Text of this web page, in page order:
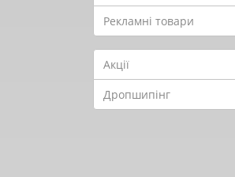
Рекламні товари
Акції
Дропшипінг